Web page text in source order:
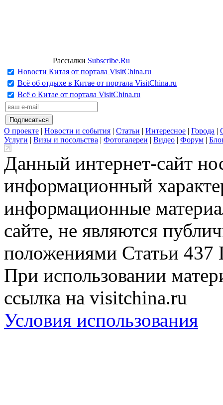
Рассылки Subscribe.Ru
Новости Китая от портала VisitChina.ru
Всё об отдыхе в Китае от портала VisitChina.ru
Всё о Китае от портала VisitChina.ru
О проекте | Новости и события | Статьи | Интересное | Города |
Услуги | Визы и посольства | Фотогалереи | Видео | Форум |
Данный интернет-сайт
информационный
информационные
сайте, не являются
положениями Статьи 437
При использовании
ссылка на visitchina.ru
Условия использования